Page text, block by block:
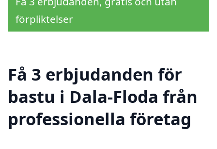
förpliktelser
Få 3 erbjudanden för
bastu i Dala-Floda från
professionella företag